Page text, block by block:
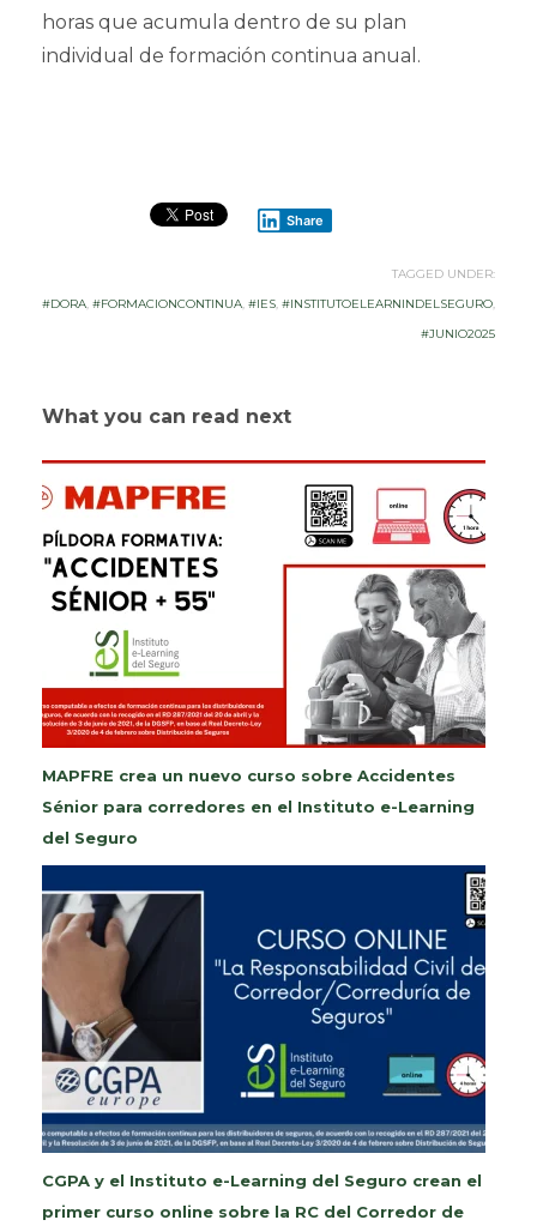
horas que acumula dentro de su plan
individual de formación continua anual.
Share
TAGGED UNDER:
#DORA, #FORMACIONCONTINUA, #IES, #INSTITUTOELEARNINDELSEGURO,
#JUNIO2025
What you can read next
MAPFRE crea un nuevo curso sobre Accidentes
Sénior para corredores en el Instituto e-Learning
del Seguro
CGPA y el Instituto e-Learning del Seguro crean el
primer curso online sobre la RC del Corredor de